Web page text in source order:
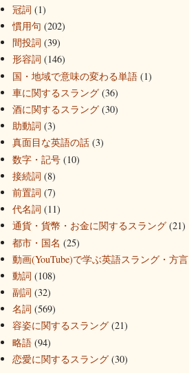
冠詞 (1)
慣用句 (202)
間投詞 (39)
形容詞 (146)
国・地域で意味の変わる単語 (1)
車に関するスラング (36)
酒に関するスラング (30)
助動詞 (3)
真面目な英語の話 (3)
数字・記号 (10)
接続詞 (8)
前置詞 (7)
代名詞 (11)
通貨・貨幣・お金に関するスラング (21)
都市・国名 (25)
動画(YouTube)で学ぶ英語スラング・方言
動詞 (108)
副詞 (32)
名詞 (569)
容姿に関するスラング (21)
略語 (94)
恋愛に関するスラング (30)